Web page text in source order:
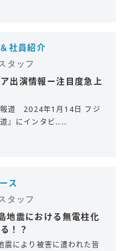
社員紹介
タッフ
出演情報ー注目度急上
道 2024年1月14日 フジ
』にインタビ……
ス
タッフ
地震における無電柱化
！？
震により被害に遭われた皆